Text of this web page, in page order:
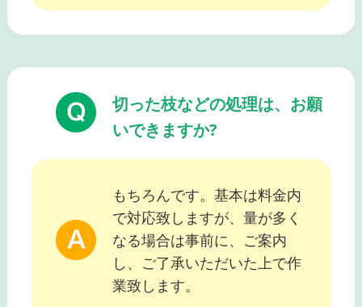
切った枝などの処理は、お願
いできますか?
もちろんです。基本は料金内
で対応致しますが、量が多く
なる場合は事前に、ご案内
し、ご了承いただいた上で作
業致します。